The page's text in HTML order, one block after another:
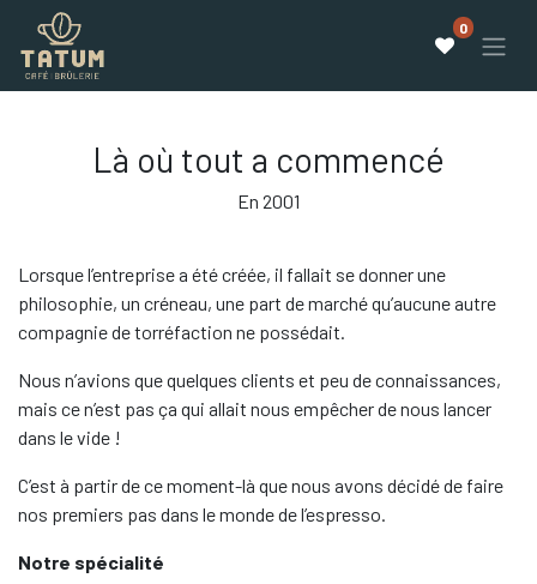
0
Là où tout a commencé
En 2001
Lorsque l’entreprise a été créée, il fallait se donner une
philosophie, un créneau, une part de marché qu’aucune autre
compagnie de torréfaction ne possédait.
Nous n’avions que quelques clients et peu de connaissances,
mais ce n’est pas ça qui allait nous empêcher de nous lancer
dans le vide !
C’est à partir de ce moment-là que nous avons décidé de faire
nos premiers pas dans le monde de l’espresso.
Notre spécialité